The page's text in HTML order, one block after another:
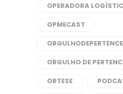
OPERADORA
OPMECAST
ORGULHO DE
ORTESE